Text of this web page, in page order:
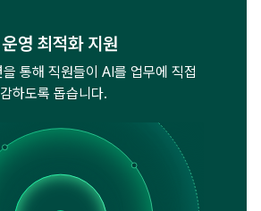
영 최적화 지원
통해 직원들이 AI를 업무에 직접
하도록 돕습니다.